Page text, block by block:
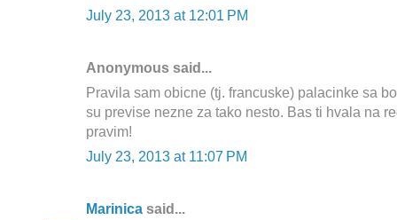
July 23, 2013 at 12:01 PM
Anonymous said...
Pravila sam obicne (tj. francuske) palacinke sa
su previse nezne za tako nesto. Bas ti hvala na
pravim!
July 23, 2013 at 11:07 PM
Marinica said...